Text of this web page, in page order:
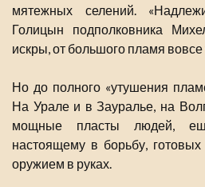
мятежных селений.
Голицын подполковника
искры, от большого пламя вовсе
Но до полного «утушения
На Урале и в Зауралье, на
мощные пласты людей,
настоящему в борьбу,
оружием в руках.